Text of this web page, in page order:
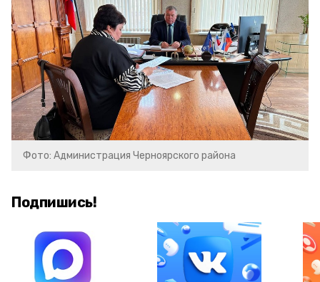
Фото: Администрация Черноярского района
Подпишись!